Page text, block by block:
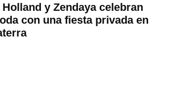
Holland y Zendaya celebran
con una fiesta privada en